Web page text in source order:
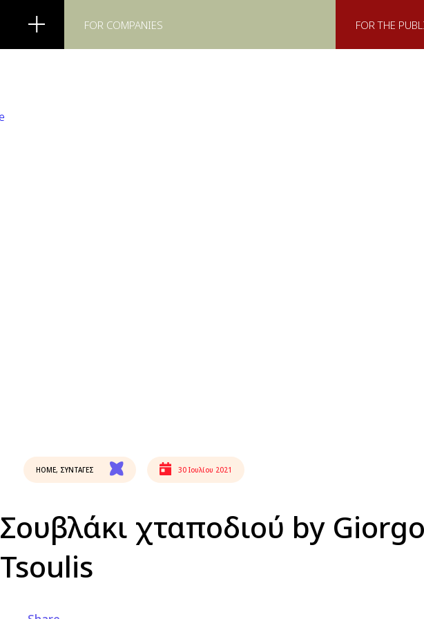
FOR COMPANIES FOR THE
HOME, ΣΥΝΤΑΓΕΣ 30 Ιουλίου 2021
Σουβλάκι χταποδιού by
Tsoulis